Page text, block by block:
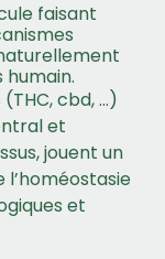
faisant
cbd, …)
et
jouent un
et